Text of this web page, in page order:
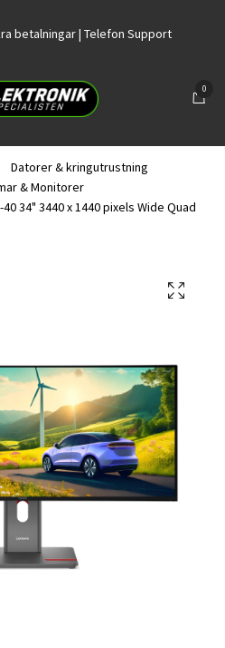
betalningar | Telefon Support
0
Datorer & kringutrustning
& Monitorer
34" 3440 x 1440 pixels Wide Quad